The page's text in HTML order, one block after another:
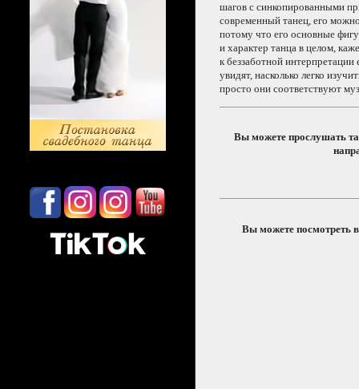
шагов с синкопированными
современный танец, его
потому что его основные
и характер танца в целом,
к беззаботной интерпретации
увидят, насколько легко
просто они соответствуют
Вы можете прослушать
Вы можете посмотреть